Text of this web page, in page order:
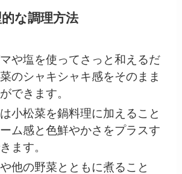
な調理方法
や塩を使ってさっと和えるだ
のシャキシャキ感をそのまま
できます。
小松菜を鍋料理に加えること
ム感と色鮮やかさをプラスす
ます。
他の野菜とともに煮ること